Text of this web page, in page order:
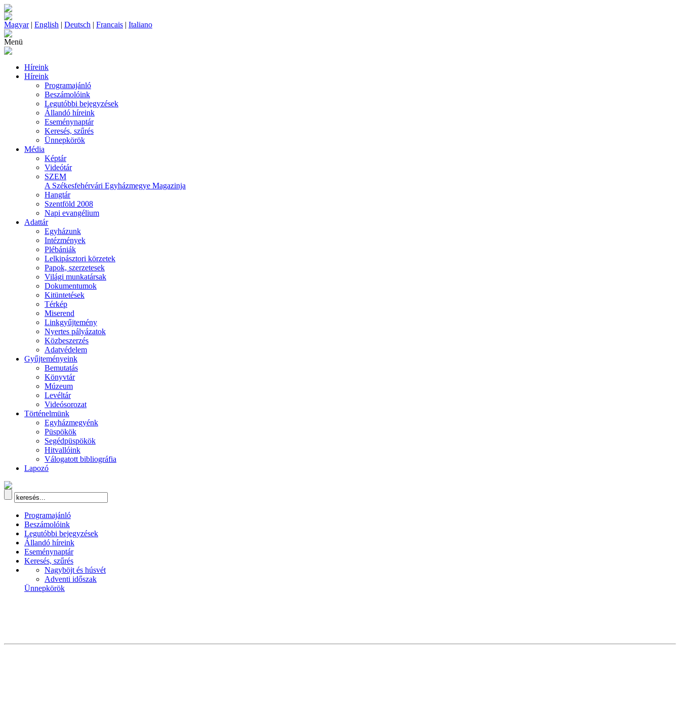
Magyar| English | Deutsch | Francais | Italiano
Menü
Híreink
Híreink
Programajánló
Beszámolóink
Legutóbbi bejegyzések
Állandó híreink
Eseménynaptár
Keresés, szűrés
Ünnepkörök
Média
Képtár
Videótár
SZEM
A Székesfehérvári Egyházmegye Magazinja
Hangtár
Szentföld 2008
Napi evangélium
Adattár
Egyházunk
Intézmények
Plébániák
Lelkipásztori körzetek
Papok, szerzetesek
Világi munkatársak
Dokumentumok
Kitüntetések
Térkép
Miserend
Linkgyűjtemény
Nyertes pályázatok
Közbeszerzés
Adatvédelem
Gyűjteményeink
Bemutatás
Könyvtár
Múzeum
Levéltár
Videósorozat
Történelmünk
Egyházmegyénk
Püspökök
Segédpüspökök
Hitvallóink
Válogatott bibliográfia
Lapozó
Programajánló
Beszámolóink
Legutóbbi bejegyzések
Állandó híreink
Eseménynaptár
Keresés, szűrés
Nagyböjt és húsvét
Adventi időszak
Ünnepkörök